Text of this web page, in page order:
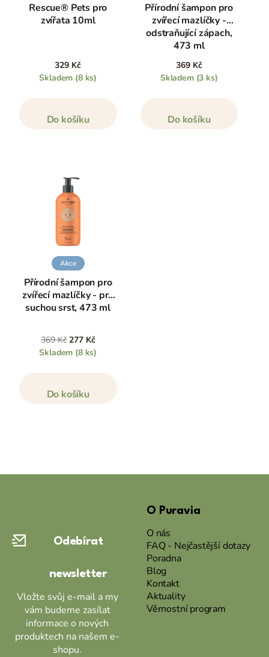
Rescue® Pets pro
zvířata 10ml
329 Kč
Skladem (8 ks)
Do košíku
Přírodní šampon pro
zvířecí mazlíčky -
odstraňující zápach,
473 ml
369 Kč
Skladem (3 ks)
Do košíku
Akce
Přírodní šampon pro
zvířecí mazlíčky - pro
suchou srst, 473 ml
369 Kč 277 Kč
Skladem (8 ks)
Do košíku
Odebírat
newsletter
Vložte svůj e-mail a my
vám budeme zasílat
informace o nových
produktech na našem e-
shopu.
O Puravia
O nás
FAQ - Nejčastější dotazy
Poradna
Blog
Kontakt
Aktuality
Věrnostní program